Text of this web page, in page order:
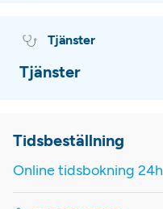
Tjänster
Tjänster
Tidsbeställning
Online tidsbokning 24h